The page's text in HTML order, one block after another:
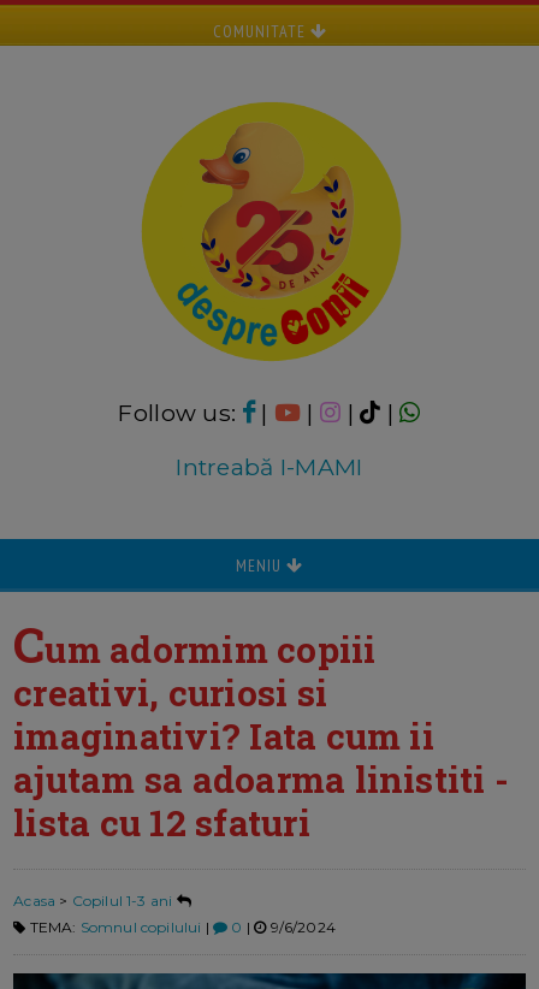
COMUNITATE
Follow us: | | |
|
Intreabă I-MAMI
MENIU
Cum adormim copiii
creativi, curiosi si
imaginativi? Iata cum ii
ajutam sa adoarma linistiti -
lista cu 12 sfaturi
Acasa > Copilul 1-3 ani
TEMA: Somnul copilului | 0 | 9/6/2024